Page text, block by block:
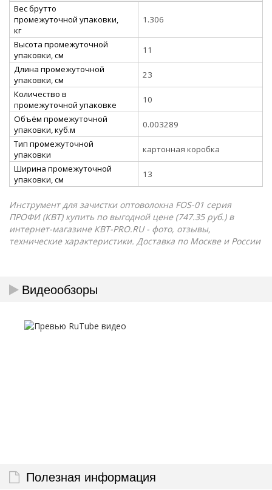
Вес брутто
промежуточной упаковки,
кг
1.306
Высота промежуточной
упаковки, см
11
Длина промежуточной
упаковки, см
23
Количество в
промежуточной упаковке
10
Объём промежуточной
упаковки, куб.м
0.003289
Тип промежуточной
упаковки
картонная коробка
Ширина промежуточной
упаковки, см
13
Инструмент для зачистки оптоволокна FOS-01 серия
ПРОФИ (КВТ) купить по выгодной цене (747.35 руб.) в
интернет-магазине КВТ-PRO.RU - фото, отзывы,
технические характеристики. Доставка по Москве и России
Видеообзоры
Полезная информация